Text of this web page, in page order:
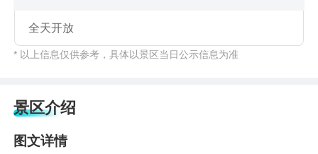
全天开放
* 以上信息仅供参考，具体以景区当日公示信息为准
景区介绍
图文详情